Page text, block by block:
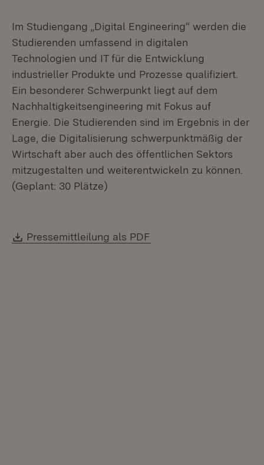
Im Studiengang „Digital Engineering“ werden die
Studierenden umfassend in digitalen
Technologien und IT für die Entwicklung
industrieller Produkte und Prozesse qualifiziert.
Ein besonderer Schwerpunkt liegt auf dem
Nachhaltigkeitsengineering mit Fokus auf
Energie. Die Studierenden sind im Ergebnis in der
Lage, die Digitalisierung schwerpunktmäßig der
Wirtschaft aber auch des öffentlichen Sektors
mitzugestalten und weiterentwickeln zu können.
(Geplant: 30 Plätze)
Download:
Pressemittleilung als PDF